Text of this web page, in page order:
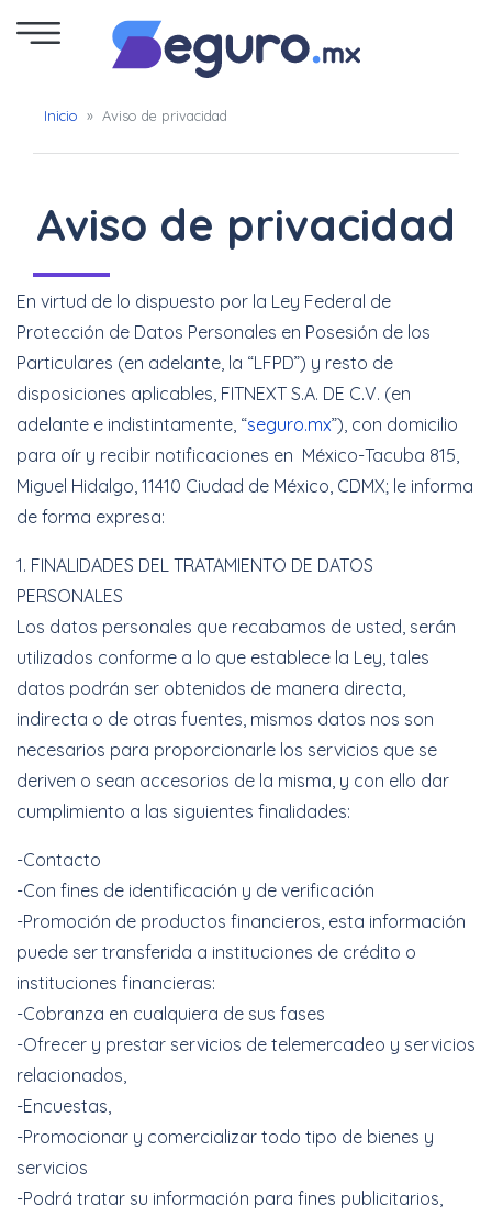
Seguro
de
Seguro
para
Motos
Cotizar
Seguro
para
Uber
Chofer
App
Seguro
de
Gastos
Médicos
Mayores
Noticias
Inicio » Aviso de privacidad
Aviso de privacidad
En virtud de lo dispuesto por la Ley Federal de
Protección de Datos Personales en Posesión de los
Particulares (en adelante, la “LFPD”) y resto de
disposiciones aplicables, FITNEXT S.A. DE C.V. (en
adelante e indistintamente, “seguro.mx”), con domicilio
para oír y recibir notificaciones en México-Tacuba 815,
Miguel Hidalgo, 11410 Ciudad de México, CDMX; le informa
de forma expresa:
1. FINALIDADES DEL TRATAMIENTO DE DATOS
PERSONALES
Los datos personales que recabamos de usted, serán
utilizados conforme a lo que establece la Ley, tales
datos podrán ser obtenidos de manera directa,
indirecta o de otras fuentes, mismos datos nos son
necesarios para proporcionarle los servicios que se
deriven o sean accesorios de la misma, y con ello dar
cumplimiento a las siguientes finalidades:
-Contacto
-Con fines de identificación y de verificación
-Promoción de productos financieros, esta información
puede ser transferida a instituciones de crédito o
instituciones financieras:
-Cobranza en cualquiera de sus fases
-Ofrecer y prestar servicios de telemercadeo y servicios
relacionados,
-Encuestas,
-Promocionar y comercializar todo tipo de bienes y
servicios
-Podrá tratar su información para fines publicitarios,